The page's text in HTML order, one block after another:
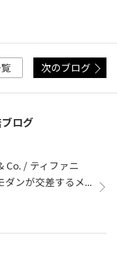
次のブログ
ログ
Co. / ティファニ
ダンが交差するメ...